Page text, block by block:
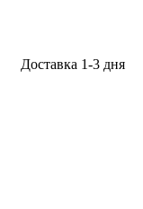
Доставка 1-3 дня